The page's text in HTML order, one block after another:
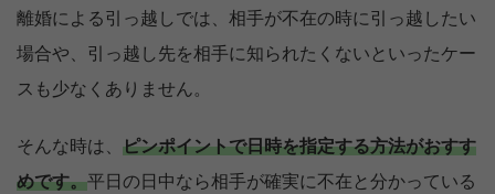
離婚による引っ越しでは、相手が不在の時に引っ越したい
場合や、引っ越し先を相手に知られたくないといったケー
スも少なくありません。
そんな時は、 ピンポイントで日時を指定する方法がおすす
めです。平日の日中なら相手が確実に不在と分かっている